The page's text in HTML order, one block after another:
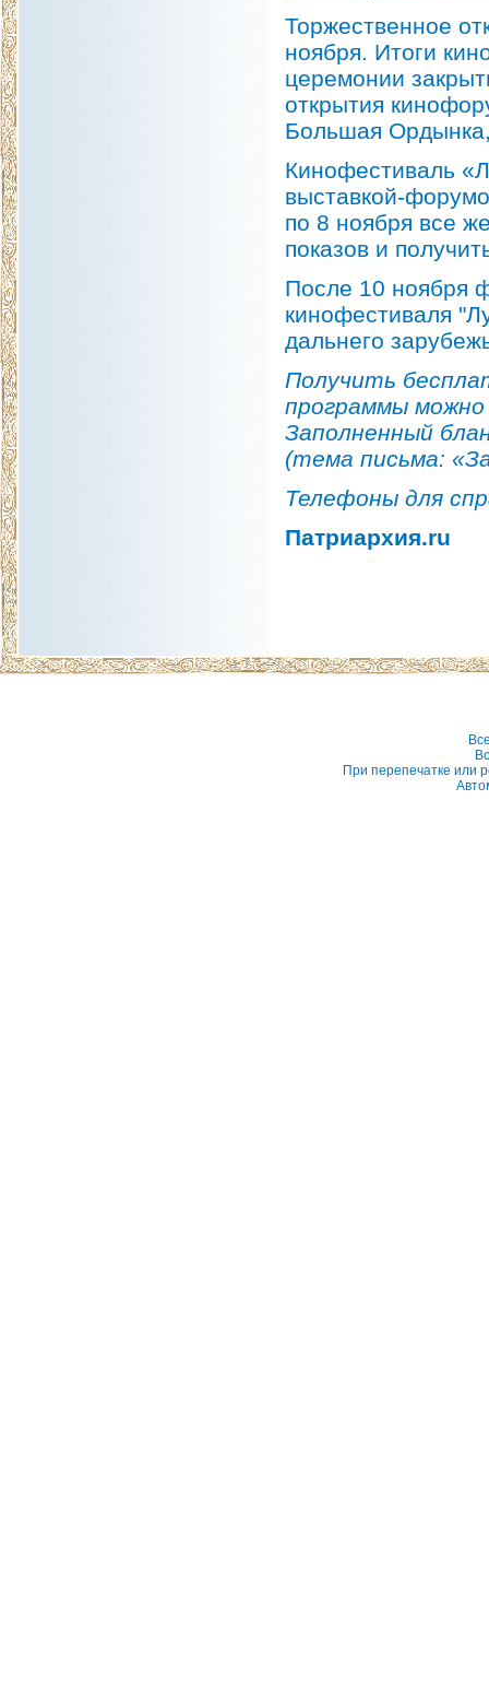
Торжественное
ноября. Итоги
церемонии
открытия
Большая
Кинофестиваль
выставкой-
по 8 ноября все
показов и
После 10 ноября
кинофестиваля
дальнего
Получить
программы
Заполненный
(тема письма:
Телефоны для
Патриархия.ru
При перепечатке или